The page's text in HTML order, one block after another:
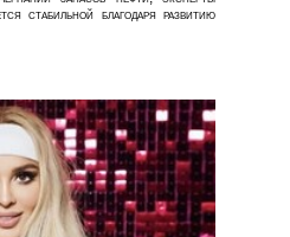
стабильной благодаря развитию